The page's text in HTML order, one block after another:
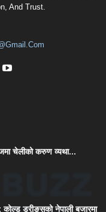
And Trust.
चेलीको करुण व्यथा...
: कोल्ड ड्रीङ्सको नेपाली बजारमा